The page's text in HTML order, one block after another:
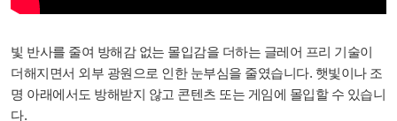
빛 반사를 줄여 방해감 없는 몰입감을 더하는 글레어 프리 기술이
더해지면서 외부 광원으로 인한 눈부심을 줄였습니다. 햇빛이나 조
명 아래에서도 방해받지 않고 콘텐츠 또는 게임에 몰입할 수 있습니
다.